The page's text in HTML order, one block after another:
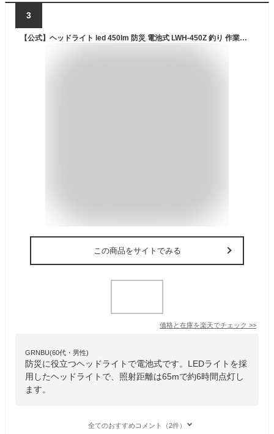
3
【公式】ヘッドライト led 450lm 防災 電池式 LWH-450Z 釣り 作業灯 防水 投光器 LEDヘッドライト 450ml LED 防雨 防雨型 作業場 登山 アウトドア 山登り 夜間 ライト 点検 警備 暗所 停電 災害 非常時 防水 長距離照射 ヘルメット
この商品をサイトでみる
価格と在庫を楽天でチェック >>
GRNBU(60代・男性)
防災に役立つヘッドライトで電池式です。LEDライトを採
用したヘッドライトで、照射距離は65mで約6時間点灯し
ます。
全てのおすすめコメント（2件）